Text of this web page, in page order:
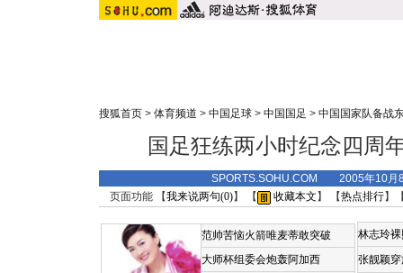
搜狐首页 > 体育频道 > 中国足球 > 中国国足 > 中国国家队备战
国足狂练两小时纪念四周
SPORTS.SOHU.COM 2005年10月
页面功能 【我来说两句(0)】 【 收藏本文 】 【热点排行】
范帅苦恼火箭唯麦蒂敢突破
大师杯组委会炮轰阿加西
林志玲
张靓颖